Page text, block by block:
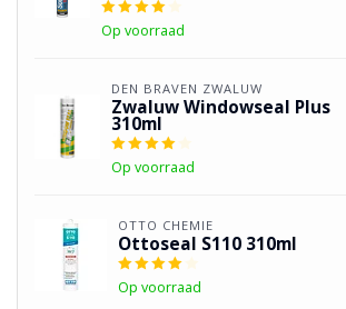
Op voorraad
DEN BRAVEN ZWALUW
Zwaluw Windowseal Plus
310ml
Op voorraad
OTTO CHEMIE
Ottoseal S110 310ml
Op voorraad